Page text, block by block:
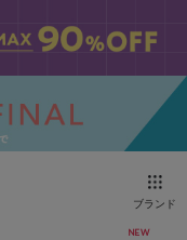
ブランド